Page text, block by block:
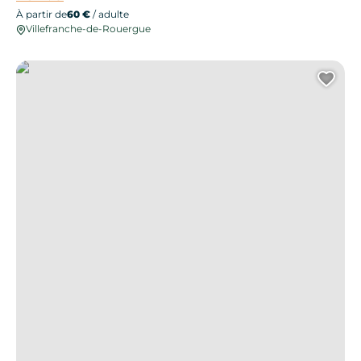
À partir de60 € / adulte
Villefranche-de-Rouergue
Le Petit Chalet